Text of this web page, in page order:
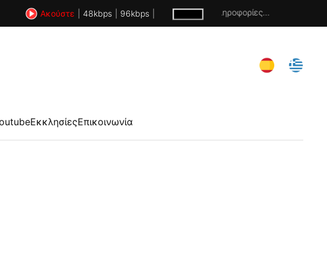
Ακούστε 48kbps 96kbps Χωρίς πληροφορίες...
ΕκκλησίεςΕπικοινωνία